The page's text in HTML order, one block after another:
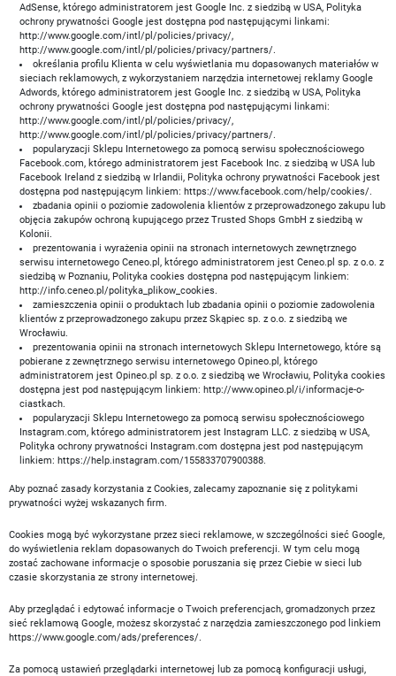
AdSense, którego administratorem jest Google Inc. z siedzibą w USA, Polityka
ochrony prywatności Google jest dostępna pod następującymi linkami:
http://www.google.com/intl/pl/policies/privacy/,
http://www.google.com/intl/pl/policies/privacy/partners/.
określania profilu Klienta w celu wyświetlania mu dopasowanych materiałów w
sieciach reklamowych, z wykorzystaniem narzędzia internetowej reklamy Google
Adwords, którego administratorem jest Google Inc. z siedzibą w USA, Polityka
ochrony prywatności Google jest dostępna pod następującymi linkami:
http://www.google.com/intl/pl/policies/privacy/,
http://www.google.com/intl/pl/policies/privacy/partners/.
popularyzacji Sklepu Internetowego za pomocą serwisu społecznościowego
Facebook.com, którego administratorem jest Facebook Inc. z siedzibą w USA lub
Facebook Ireland z siedzibą w Irlandii, Polityka ochrony prywatności Facebook jest
dostępna pod następującym linkiem: https://www.facebook.com/help/cookies/.
zbadania opinii o poziomie zadowolenia klientów z przeprowadzonego zakupu lub
objęcia zakupów ochroną kupującego przez Trusted Shops GmbH z siedzibą w
Kolonii.
prezentowania i wyrażenia opinii na stronach internetowych zewnętrznego
serwisu internetowego Ceneo.pl, którego administratorem jest Ceneo.pl sp. z o.o. z
siedzibą w Poznaniu, Polityka cookies dostępna pod następującym linkiem:
http://info.ceneo.pl/polityka_plikow_cookies.
zamieszczenia opinii o produktach lub zbadania opinii o poziomie zadowolenia
klientów z przeprowadzonego zakupu przez Skąpiec sp. z o.o. z siedzibą we
Wrocławiu.
prezentowania opinii na stronach internetowych Sklepu Internetowego, które są
pobierane z zewnętrznego serwisu internetowego Opineo.pl, którego
administratorem jest Opineo.pl sp. z o.o. z siedzibą we Wrocławiu, Polityka cookies
dostępna jest pod następującym linkiem: http://www.opineo.pl/i/informacje-o-
ciastkach.
popularyzacji Sklepu Internetowego za pomocą serwisu społecznościowego
Instagram.com, którego administratorem jest Instagram LLC. z siedzibą w USA,
Polityka ochrony prywatności Instagram.com dostępna jest pod następującym
linkiem: https://help.instagram.com/155833707900388.
Aby poznać zasady korzystania z Cookies, zalecamy zapoznanie się z politykami
prywatności wyżej wskazanych firm.
Cookies mogą być wykorzystane przez sieci reklamowe, w szczególności sieć Google,
do wyświetlenia reklam dopasowanych do Twoich preferencji. W tym celu mogą
zostać zachowane informacje o sposobie poruszania się przez Ciebie w sieci lub
czasie skorzystania ze strony internetowej.
Aby przeglądać i edytować informacje o Twoich preferencjach, gromadzonych przez
sieć reklamową Google, możesz skorzystać z narzędzia zamieszczonego pod linkiem
https://www.google.com/ads/preferences/.
Za pomocą ustawień przeglądarki internetowej lub za pomocą konfiguracji usługi,